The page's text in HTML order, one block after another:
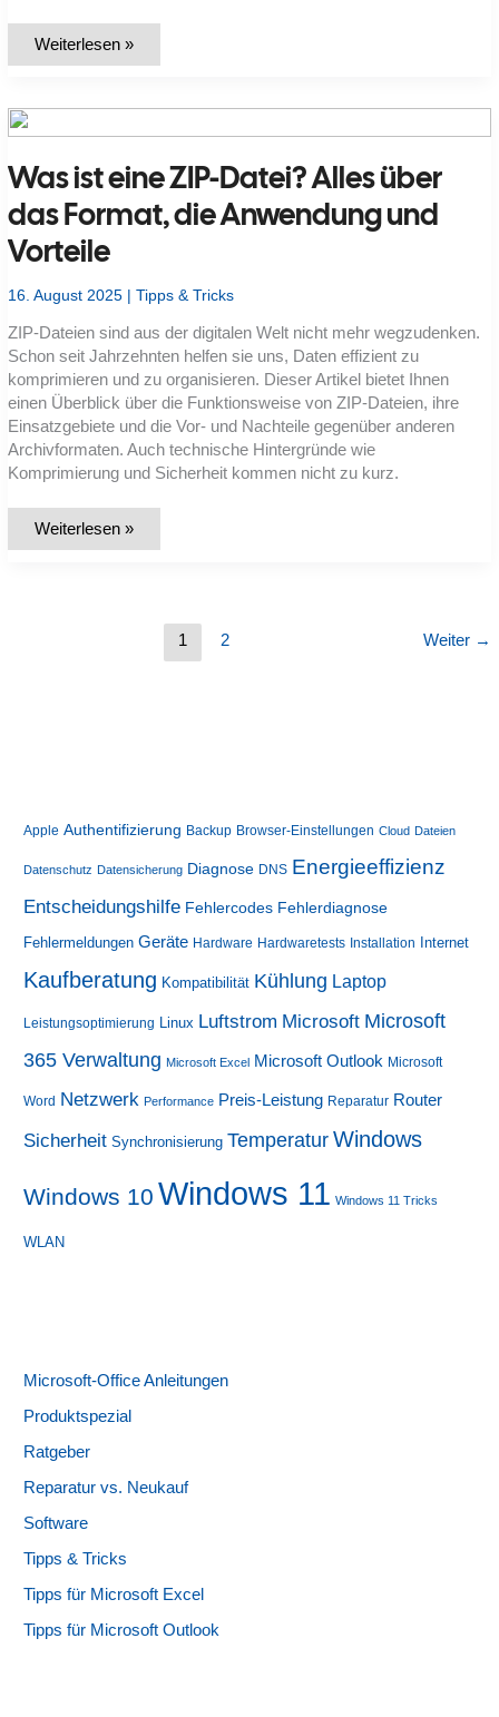
ZIP-
öffnen:
diesen
geht’s
ganz
leicht
Weiterlesen »
Was ist eine ZIP-Datei? Alles über
das Format, die Anwendung und
Vorteile
16. August 2025 |Tipps & Tricks
ZIP-Dateien sind aus der digitalen Welt nicht mehr wegzudenken.
Schon seit Jahrzehnten helfen sie uns, Daten effizient zu
komprimieren und zu organisieren. Dieser Artikel bietet Ihnen
einen Überblick über die Funktionsweise von ZIP-Dateien, ihre
Einsatzgebiete und die Vor- und Nachteile gegenüber anderen
Archivformaten. Auch technische Hintergründe wie
Komprimierung und Sicherheit kommen nicht zu kurz.
Was
Weiterlesen »
1 2 Weiter →
Apple Authentifizierung Backup Browser-Einstellungen Cloud Dateien
Datenschutz Datensicherung Diagnose DNS Energieeffizienz
Entscheidungshilfe Fehlercodes Fehlerdiagnose
Fehlermeldungen Geräte Hardware Hardwaretests Installation Internet
Kaufberatung Kompatibilität Kühlung Laptop
Leistungsoptimierung Linux Luftstrom Microsoft Microsoft
365 Verwaltung Microsoft Excel Microsoft Outlook Microsoft
Word Netzwerk Performance Preis-Leistung Reparatur Router
Sicherheit Synchronisierung Temperatur Windows
Windows 10 Windows 11 Windows 11 Tricks
WLAN
Microsoft-Office Anleitungen
Produktspezial
Ratgeber
Reparatur vs. Neukauf
Software
Tipps & Tricks
Tipps für Microsoft Excel
Tipps für Microsoft Outlook